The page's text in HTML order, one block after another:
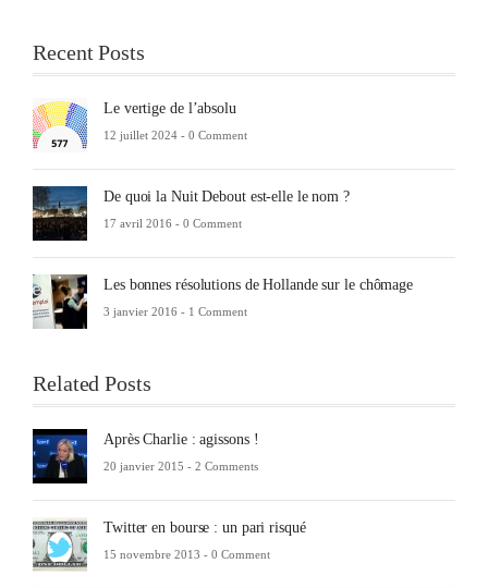
Recent Posts
Le vertige de l’absolu
12 juillet 2024 - 0 Comment
De quoi la Nuit Debout est-elle le nom ?
17 avril 2016 - 0 Comment
Les bonnes résolutions de Hollande sur le chômage
3 janvier 2016 - 1 Comment
Related Posts
Après Charlie : agissons !
20 janvier 2015 - 2 Comments
Twitter en bourse : un pari risqué
15 novembre 2013 - 0 Comment